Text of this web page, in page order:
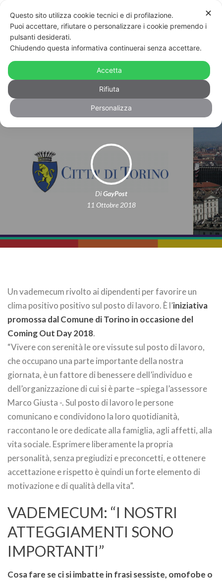
“Cosa fare se sei vittima di
omofobia?” Il vademecum del
Comune di Torino per il Coming Out
Day
DiGayPost
11 Ottobre 2018
Un vademecum rivolto ai dipendenti per favorire un
clima positivo positivo sul posto di lavoro. È l’iniziativa
promossa dal Comune di Torino in occasione del
Coming Out Day 2018.
“Vivere con serenità le ore vissute sul posto di lavoro,
che occupano una parte importante della nostra
giornata, è un fattore di benessere dell’individuo e
dell’organizzazione di cui si è parte –spiega l’assessore
Marco Giusta -. Sul posto di lavoro le persone
comunicano e condividono la loro quotidianità,
raccontano le ore dedicate alla famiglia, agli affetti, alla
vita sociale. Esprimere liberamente la propria
personalità, senza pregiudizi e preconcetti, e ottenere
accettazione e rispetto è quindi un forte elemento di
motivazione e di qualità della vita”.
VADEMECUM: “I NOSTRI
ATTEGGIAMENTI SONO
IMPORTANTI”
Cosa fare se ci si imbatte in frasi sessiste, omofobe o
✕
Questo sito utilizza cookie tecnici e di profilazione.
Puoi accettare, rifiutare o personalizzare i cookie premendo i
pulsanti desiderati.
Chiudendo questa informativa continuerai senza accettare.
Accetta
Rifiuta
Personalizza